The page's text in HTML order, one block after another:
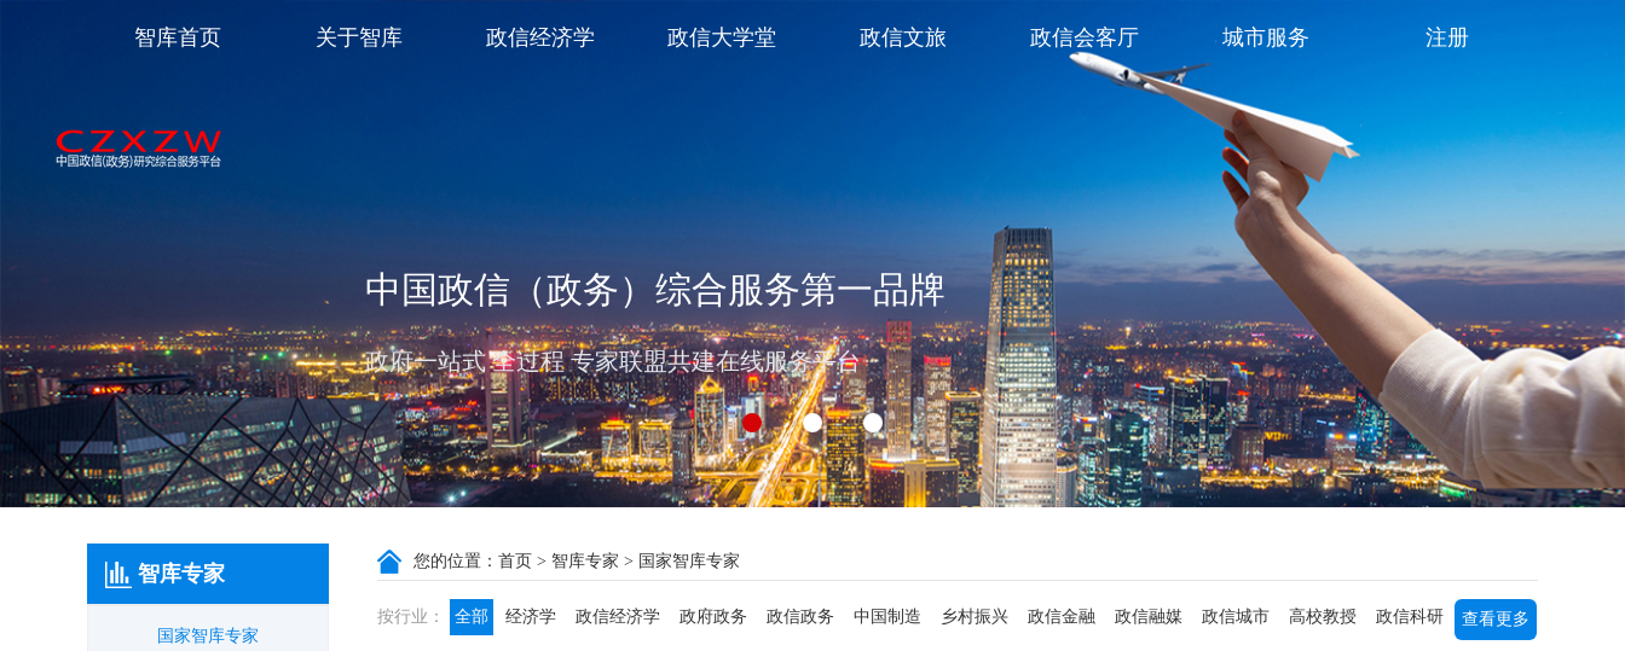
中国政信（政务）综合服务第一品牌
政府一站式 全过程 专家联盟共建在线服务平台
智库首页 关于智库 政信经济学 政信大学堂 政信文旅 政信会客厅 城市服务 注册
智库专家
国家智库专家
您的位置： 首页 > 智库专家 > 国家智库专家
按行业： 全部 经济学 政信经济学 政府政务 政信政务 中国制造 乡村振兴 政信金融 政信融媒 政信城市 高校教授
政信科研
查看更多